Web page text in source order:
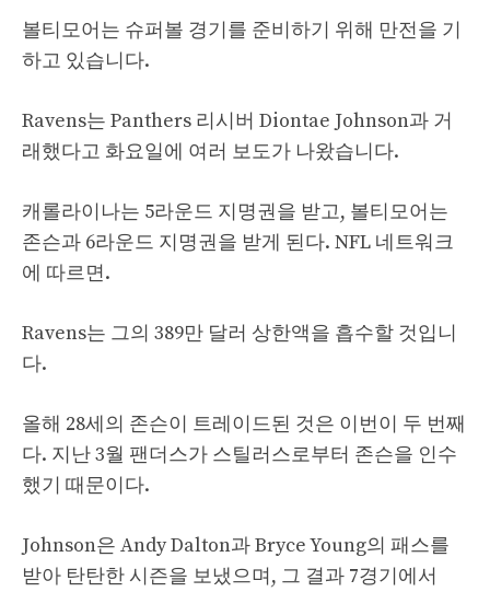
볼티모어는 슈퍼볼 경기를 준비하기 위해 만전을 기
하고 있습니다.
Ravens는 Panthers 리시버 Diontae Johnson과 거
래했다고 화요일에 여러 보도가 나왔습니다.
캐롤라이나는 5라운드 지명권을 받고, 볼티모어는
존슨과 6라운드 지명권을 받게 된다. NFL 네트워크
에 따르면.
Ravens는 그의 389만 달러 상한액을 흡수할 것입니
다.
올해 28세의 존슨이 트레이드된 것은 이번이 두 번째
다. 지난 3월 팬더스가 스틸러스로부터 존슨을 인수
했기 때문이다.
Johnson은 Andy Dalton과 Bryce Young의 패스를
받아 탄탄한 시즌을 보냈으며, 그 결과 7경기에서